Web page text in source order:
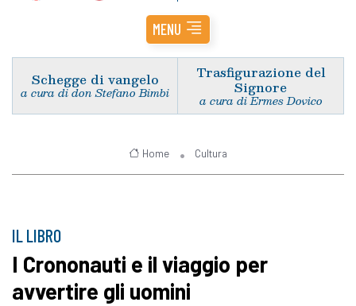
MENU
Schegge di vangelo
a cura di don Stefano Bimbi
Trasfigurazione del
Signore
a cura di Ermes Dovico
Home Cultura
IL LIBRO
I Crononauti e il viaggio per
avvertire gli uomini